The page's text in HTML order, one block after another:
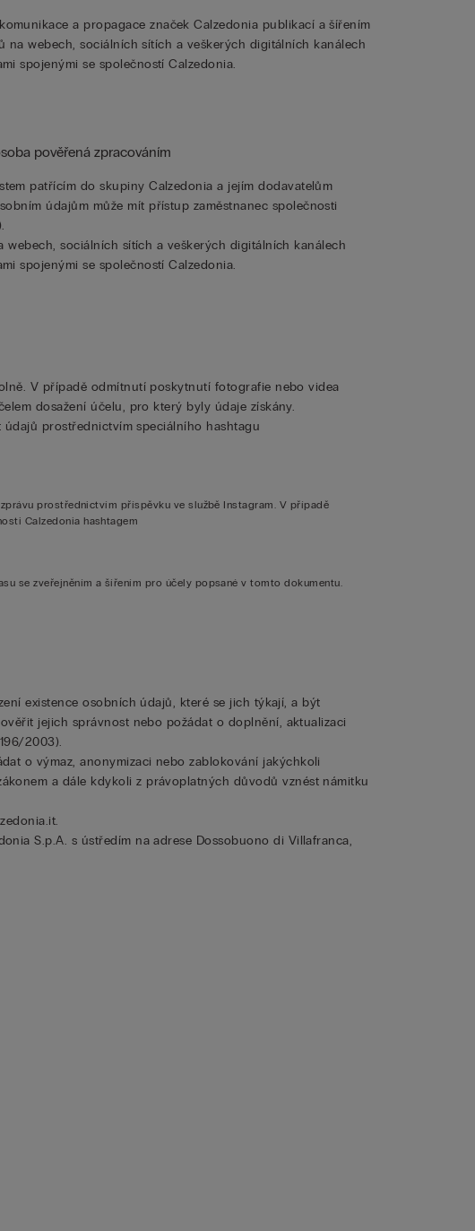
a propagace značek Calzedonia publikací a šířením
webech, sociálních sítích a veškerých digitálních kanálech
spojenými se společností Calzedonia.
pověřená zpracováním
patřícím do skupiny Calzedonia a jejím dodavatelům
údajům může mít přístup zaměstnanec společnosti
sociálních sítích a veškerých digitálních kanálech
spojenými se společností Calzedonia.
V případě odmítnutí poskytnutí fotografie nebo videa
dosažení účelu, pro který byly údaje získány.
prostřednictvím speciálního hashtagu
prostřednictvím příspěvku ve službě Instagram. V případě
Calzedonia hashtagem
se zveřejněním a šířením pro účely popsané v tomto dokumentu.
existence osobních údajů, které se jich týkají, a být
jejich správnost nebo požádat o doplnění, aktualizaci
2003).
o výmaz, anonymizaci nebo zablokování jakýchkoli
a dále kdykoli z právoplatných důvodů vznést námitku
S.p.A. s ústředím na adrese Dossobuono di Villafranca,